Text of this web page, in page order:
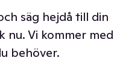
säg hejdå till din
nu. Vi kommer med
behöver.